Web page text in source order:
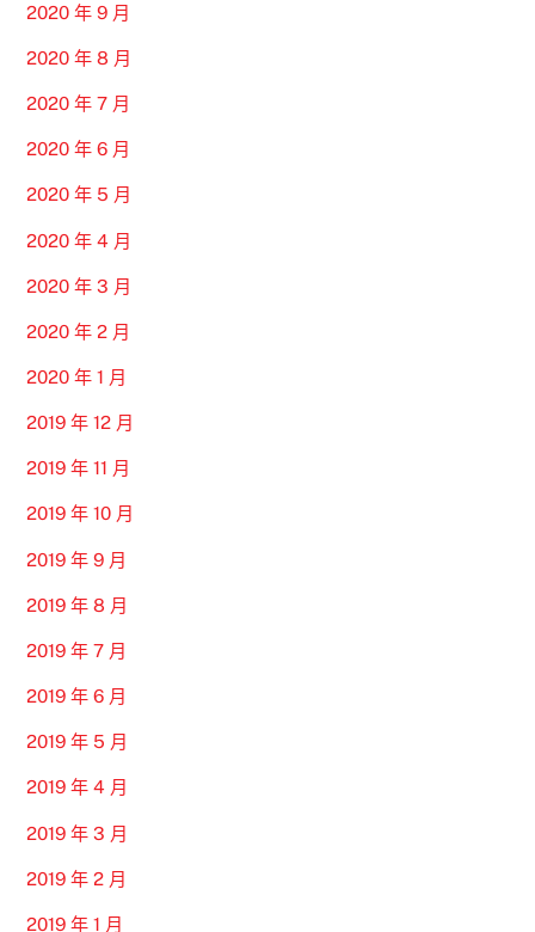
2020 年 9 月
2020 年 8 月
2020 年 7 月
2020 年 6 月
2020 年 5 月
2020 年 4 月
2020 年 3 月
2020 年 2 月
2020 年 1 月
2019 年 12 月
2019 年 11 月
2019 年 10 月
2019 年 9 月
2019 年 8 月
2019 年 7 月
2019 年 6 月
2019 年 5 月
2019 年 4 月
2019 年 3 月
2019 年 2 月
2019 年 1 月